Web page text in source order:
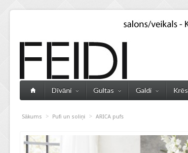
Dīvāni Gultas Galdi
Sākums > Pufi un soliņi > ARICA pufs